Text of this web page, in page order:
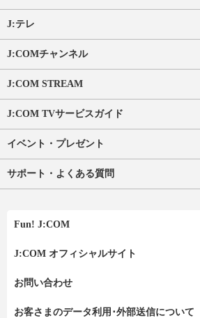
J:テレ
J:COMチャンネル
J:COM STREAM
J:COM TVサービスガイド
イベント・プレゼント
サポート・よくある質問
Fun! J:COM
J:COM オフィシャルサイト
お問い合わせ
お客さまのデータ利用･外部送信について